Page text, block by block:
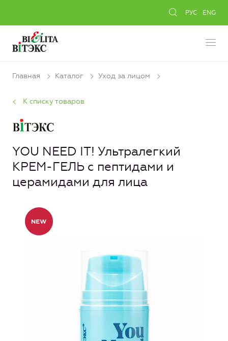
РУС ENG
Главная Каталог Уход за лицом
К списку товаров
YOU NEED IT! Ультралегкий
КРЕМ-ГЕЛЬ с пептидами и
церамидами для лица